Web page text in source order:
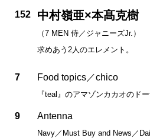
152 中村嶺亜×本髙克樹
（7 MEN 侍／ジャニーズJr.）
求めあう2人のエレメント。
7 Food topics／chico
『teal』のアマゾンカカオのド
9 Antenna
Navy／Must Buy and News／